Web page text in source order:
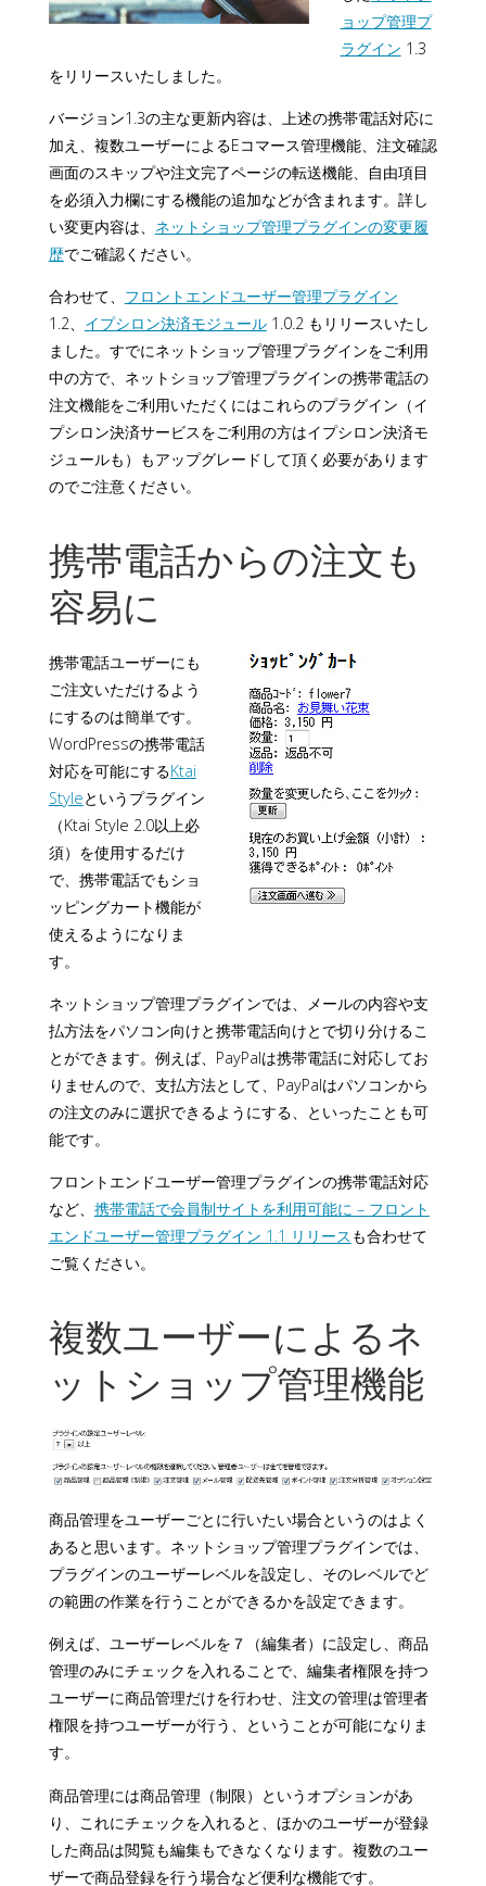
ョップ管理プ
ラグイン 1.3
をリリースいたしました。
バージョン1.3の主な更新内容は、上述の携帯電話対応に
加え、複数ユーザーによるEコマース管理機能、注文確認
画面のスキップや注文完了ページの転送機能、自由項目
を必須入力欄にする機能の追加などが含まれます。詳し
い変更内容は、 ネットショップ管理プラグインの変更履
歴でご確認ください。
合わせて、 フロントエンドユーザー管理プラグイン
1.2、 イプシロン決済モジュール1.0.2 もリリースいたし
ました。すでにネットショップ管理プラグインをご利用
中の方で、ネットショップ管理プラグインの携帯電話の
注文機能をご利用いただくにはこれらのプラグイン（イ
プシロン決済サービスをご利用の方はイプシロン決済モ
ジュールも）もアップグレードして頂く必要があります
のでご注意ください。
携帯電話からの注文も
容易に
携帯電話ユーザーにも
ご注文いただけるよう
にするのは簡単です。
WordPressの携帯電話
対応を可能にするKtai
Styleというプラグイン
（Ktai Style 2.0以上必
須）を使用するだけ
で、携帯電話でもショ
ッピングカート機能が
使えるようになりま
す。
ネットショップ管理プラグインでは、メールの内容や支
払方法をパソコン向けと携帯電話向けとで切り分けるこ
とができます。例えば、PayPalは携帯電話に対応してお
りませんので、支払方法として、PayPalはパソコンから
の注文のみに選択できるようにする、といったことも可
能です。
フロントエンドユーザー管理プラグインの携帯電話対応
など、 携帯電話で会員制サイトを利用可能に – フロント
エンドユーザー管理プラグイン 1.1 リリース も合わせて
ご覧ください。
複数ユーザーによるネ
ットショップ管理機能
商品管理をユーザーごとに行いたい場合というのはよく
あると思います。ネットショップ管理プラグインでは、
プラグインのユーザーレベルを設定し、そのレベルでど
の範囲の作業を行うことができるかを設定できます。
例えば、ユーザーレベルを７（編集者）に設定し、商品
管理のみにチェックを入れることで、編集者権限を持つ
ユーザーに商品管理だけを行わせ、注文の管理は管理者
権限を持つユーザーが行う、ということが可能になりま
す。
商品管理には商品管理（制限）というオプションがあ
り、これにチェックを入れると、ほかのユーザーが登録
した商品は閲覧も編集もできなくなります。複数のユー
ザーで商品登録を行う場合など便利な機能です。